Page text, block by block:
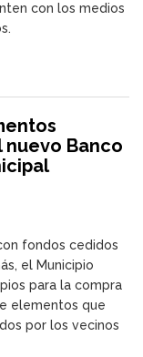
con los medios
Banco
fondos cedidos
el Municipio
para la compra
elementos que
por los vecinos